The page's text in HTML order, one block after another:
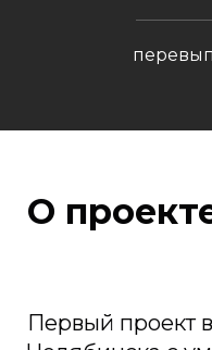
О
Первый проект